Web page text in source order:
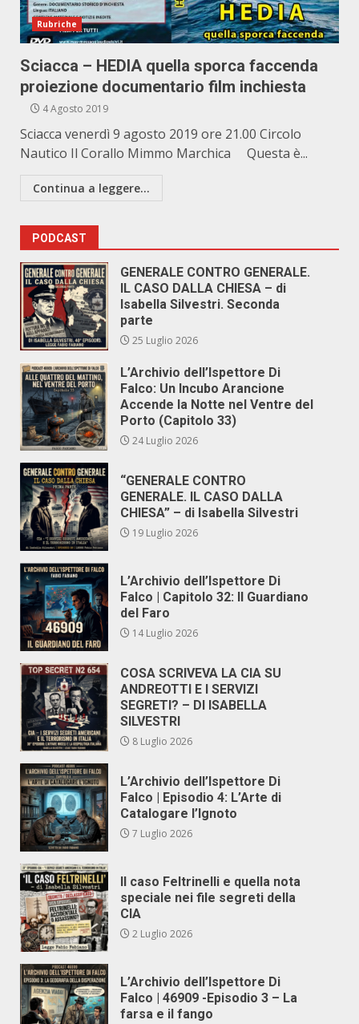
Rubriche
Sciacca – HEDIA quella sporca faccenda
proiezione documentario film inchiesta
4 Agosto 2019
Sciacca venerdì 9 agosto 2019 ore 21.00 Circolo
Nautico Il Corallo Mimmo Marchica Questa è...
Continua a leggere...
PODCAST
GENERALE CONTRO GENERALE.
IL CASO DALLA CHIESA – di
Isabella Silvestri. Seconda
parte
25 Luglio 2026
L’Archivio dell’Ispettore Di
Falco: Un Incubo Arancione
Accende la Notte nel Ventre del
Porto (Capitolo 33)
24 Luglio 2026
“GENERALE CONTRO
GENERALE. IL CASO DALLA
CHIESA” – di Isabella Silvestri
19 Luglio 2026
L’Archivio dell’Ispettore Di
Falco | Capitolo 32: Il Guardiano
del Faro
14 Luglio 2026
COSA SCRIVEVA LA CIA SU
ANDREOTTI E I SERVIZI
SEGRETI? – DI ISABELLA
SILVESTRI
8 Luglio 2026
L’Archivio dell’Ispettore Di
Falco | Episodio 4: L’Arte di
Catalogare l’Ignoto
7 Luglio 2026
Il caso Feltrinelli e quella nota
speciale nei file segreti della
CIA
2 Luglio 2026
L’Archivio dell’Ispettore Di
Falco | 46909 -Episodio 3 – La
farsa e il fango